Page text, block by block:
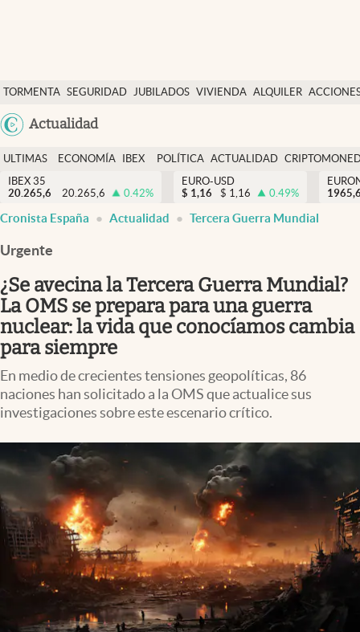
TORMENTA SEGURIDAD JUBILADOS VIVIENDA ALQUILER
USA
Colombia
Actualidad
Economía y finanzas
Política
Actualidad
Criptomonedas
España
ULTIMAS
NOTICIAS
ECONOMÍA
FINANZAS
IBEX
EURO
POLÍTICA ACTUALIDAD
IBEX 35
20.265,6
20.265,6 0.42%
EURO-USD
$ 1,16 $ 1,16 0.49%
Cronista España Actualidad Tercera Guerra Mundial
Urgente
¿Se avecina la Tercera Guerra Mundial?
La OMS se prepara para una guerra
nuclear: la vida que conocíamos cambia
para siempre
En medio de crecientes tensiones geopolíticas, 86
naciones han solicitado a la OMS que actualice sus
investigaciones sobre este escenario crítico.